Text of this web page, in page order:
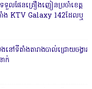
លផែនគ្រឿងញៀនប្រចាំខេត្ត
ាំង KTV Galaxy 142ដែលឬ
នៅទីតាំងតារាងបាល់ជ្រោយចង្វារ
ក់